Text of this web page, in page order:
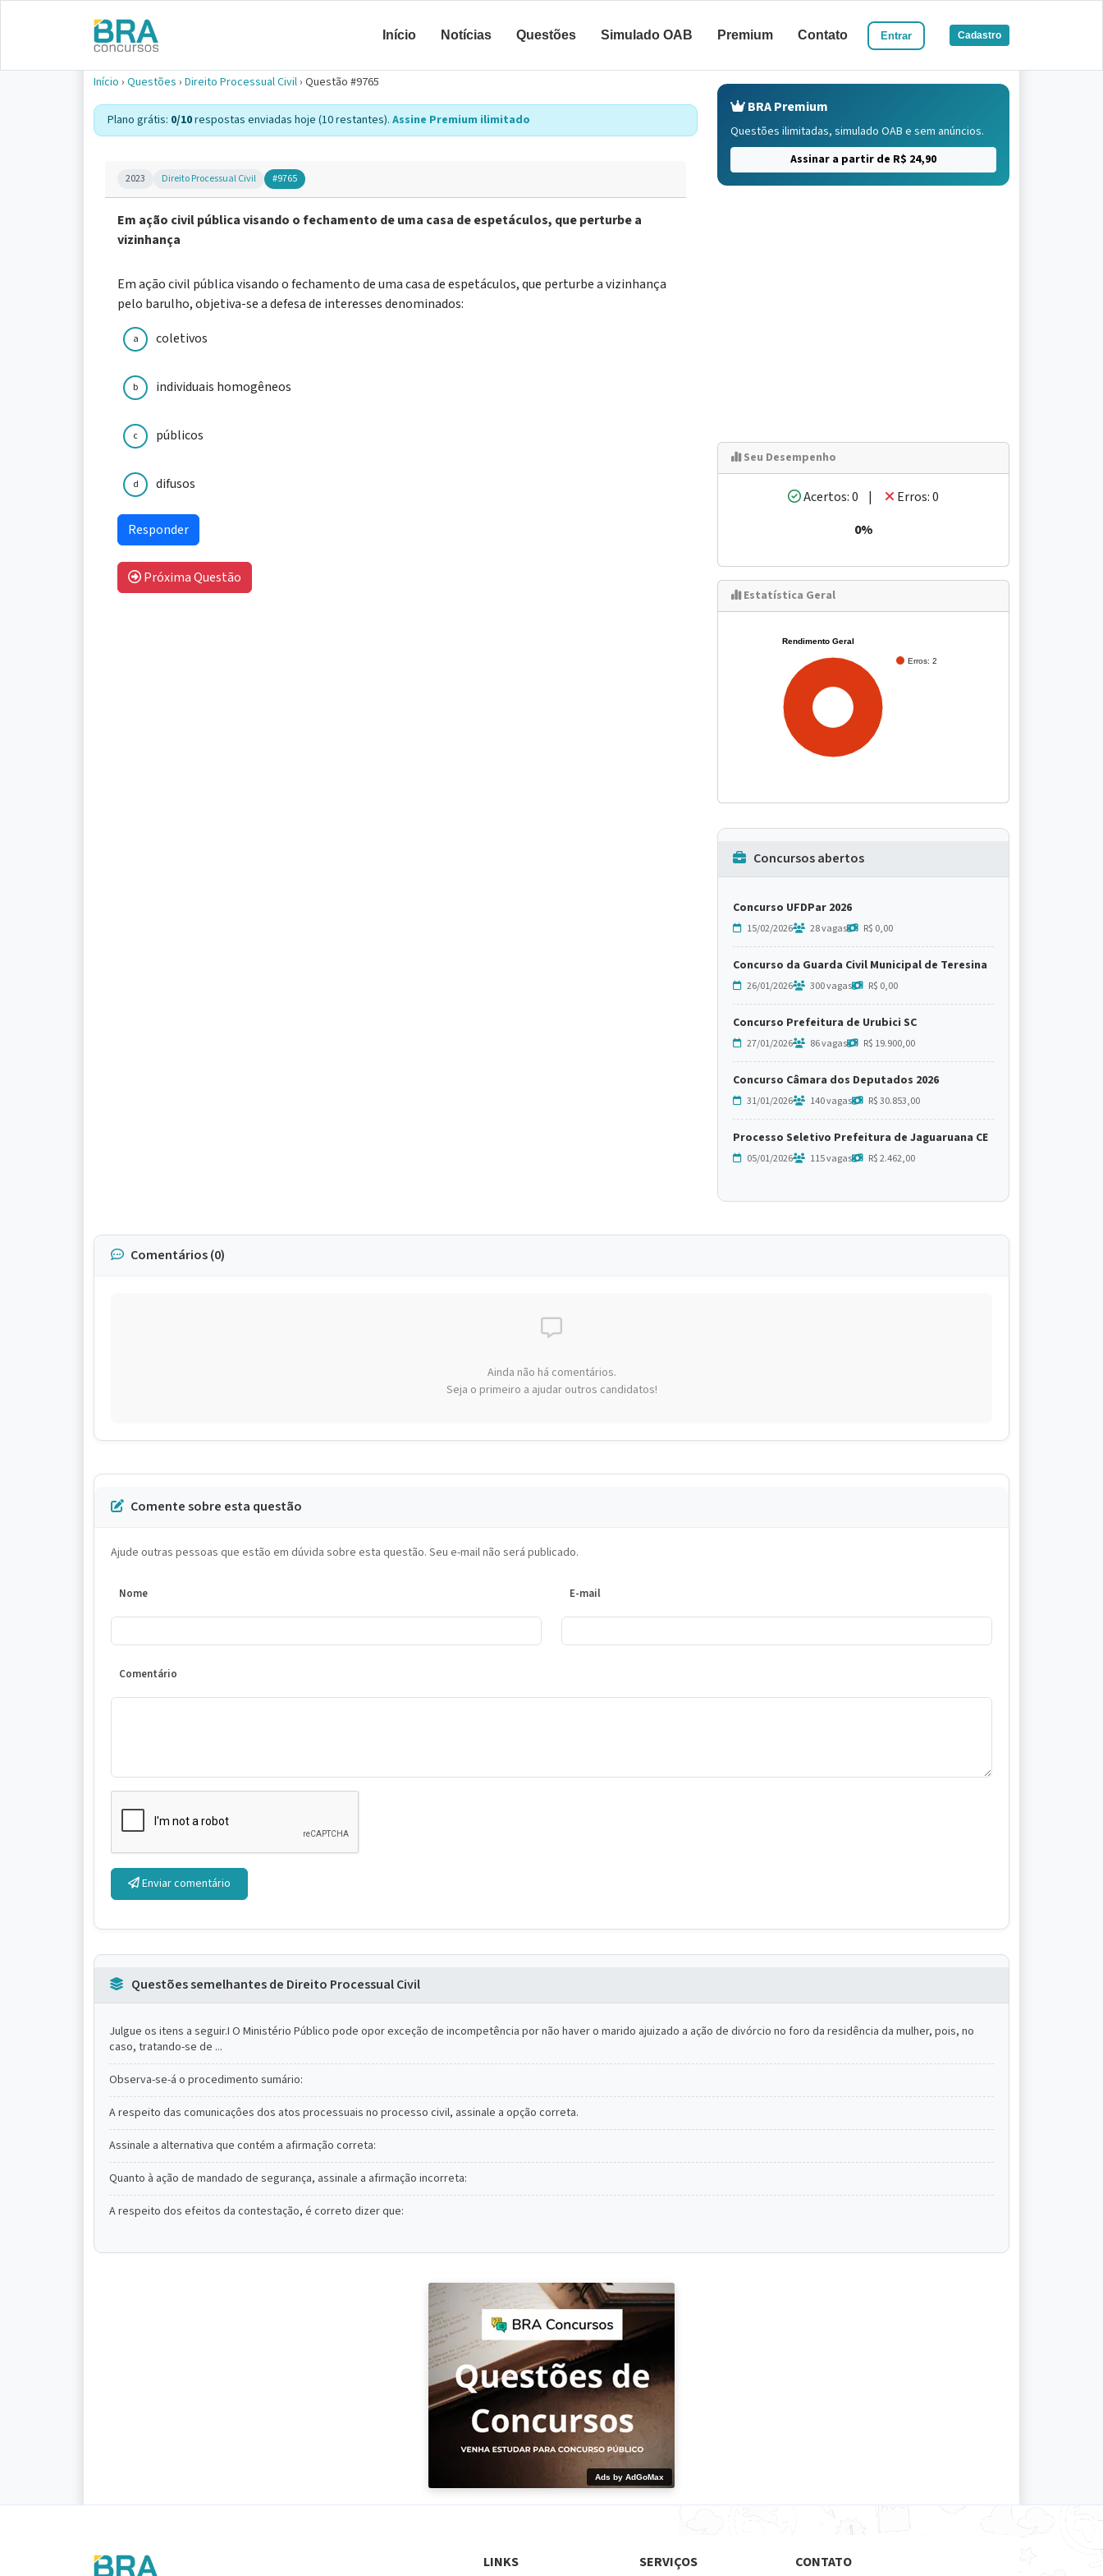
Início Notícias Questões Simulado OAB Premium Contato Entrar Cadastro
Início › Questões › Direito Processual Civil› Questão #9765
Plano grátis: 0/10respostas enviadas hoje (10 restantes). Assine Premium ilimitado
2023 Direito Processual Civil #9765
Em ação civil pública visando o fechamento de uma casa de espetáculos, que perturbe a
vizinhança
Em ação civil pública visando o fechamento de uma casa de espetáculos, que perturbe a vizinhança
pelo barulho, objetiva-se a defesa de interesses denominados:
a coletivos
b individuais homogêneos
c públicos
d difusos
Próxima Questão
BRA Premium
Questões ilimitadas, simulado OAB e sem anúncios.
Assinar a partir de R$ 24,90
Seu Desempenho
Acertos: 0 |
Erros: 0
0%
Estatística Geral
Rendimento Geral
Erros: 2
Concursos abertos
Concurso UFDPar 2026
15/02/2026 28 vagas R$ 0,00
Concurso da Guarda Civil Municipal de Teresina
26/01/2026 300 vagas R$ 0,00
Concurso Prefeitura de Urubici SC
27/01/2026 86 vagas R$ 19.900,00
Concurso Câmara dos Deputados 2026
31/01/2026 140 vagas R$ 30.853,00
Processo Seletivo Prefeitura de Jaguaruana CE
05/01/2026 115 vagas R$ 2.462,00
Comentários (0)
Ainda não há comentários.
Seja o primeiro a ajudar outros candidatos!
Comente sobre esta questão
Ajude outras pessoas que estão em dúvida sobre esta questão. Seu e-mail não será publicado.
Nome E-mail
Comentário
Enviar comentário
Questões semelhantes de Direito Processual Civil
Julgue os itens a seguir.I O Ministério Público pode opor exceção de incompetência por não haver o marido ajuizado a ação de divórcio no foro da residência da mulher, pois, no
caso, tratando-se de ...
Observa-se-á o procedimento sumário:
A respeito das comunicaçôes dos atos processuais no processo civil, assinale a opção correta.
Assinale a alternativa que contém a afirmação correta:
Quanto à ação de mandado de segurança, assinale a afirmação incorreta:
A respeito dos efeitos da contestação, é correto dizer que:
Ads by AdGoMax
LINKS SERVIÇOS CONTATO